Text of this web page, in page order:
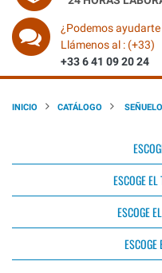
¿Podemos
Llámenos al : (+33)
+33 6 41 09 20 24
INICIO CATÁLOGO
ESCOGE
ESCOGE
ESCOGE